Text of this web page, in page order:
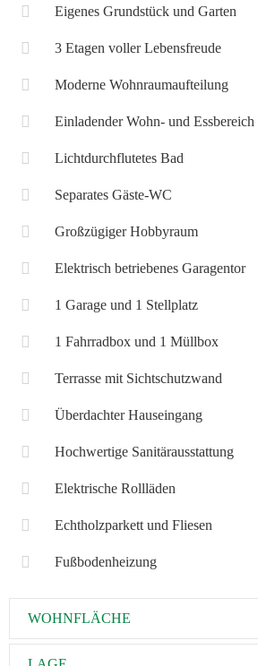
Eigenes Grundstück und Garten
3 Etagen voller Lebensfreude
Moderne Wohnraumaufteilung
Einladender Wohn- und Essbereich
Lichtdurchflutetes Bad
Separates Gäste-WC
Großzügiger Hobbyraum
Elektrisch betriebenes Garagentor
1 Garage und 1 Stellplatz
1 Fahrradbox und 1 Müllbox
Terrasse mit Sichtschutzwand
Überdachter Hauseingang
Hochwertige Sanitärausstattung
Elektrische Rollläden
Echtholzparkett und Fliesen
Fußbodenheizung
WOHNFLÄCHE